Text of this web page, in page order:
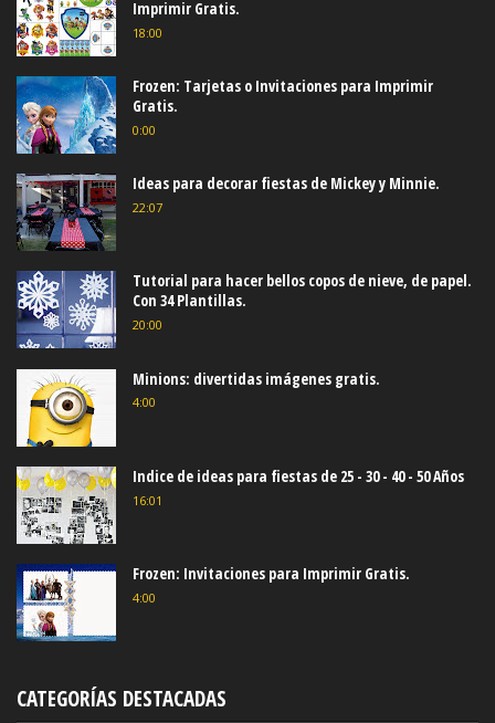
Imprimir Gratis.
18:00
Frozen: Tarjetas o Invitaciones para Imprimir
Gratis.
0:00
Ideas para decorar fiestas de Mickey y Minnie.
22:07
Tutorial para hacer bellos copos de nieve, de papel.
Con 34 Plantillas.
20:00
Minions: divertidas imágenes gratis.
4:00
Indice de ideas para fiestas de 25 - 30 - 40 - 50 Años
16:01
Frozen: Invitaciones para Imprimir Gratis.
4:00
CATEGORÍAS DESTACADAS